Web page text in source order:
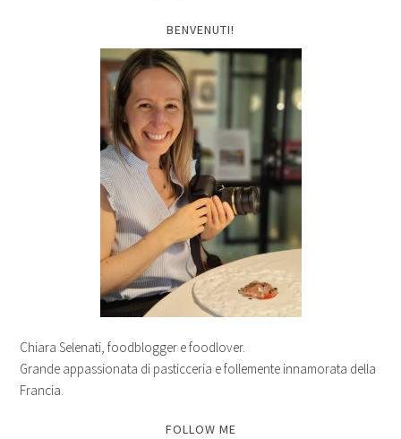
BENVENUTI!
Chiara Selenati, foodblogger e foodlover.
Grande appassionata di pasticceria e follemente innamorata della
Francia.
FOLLOW ME